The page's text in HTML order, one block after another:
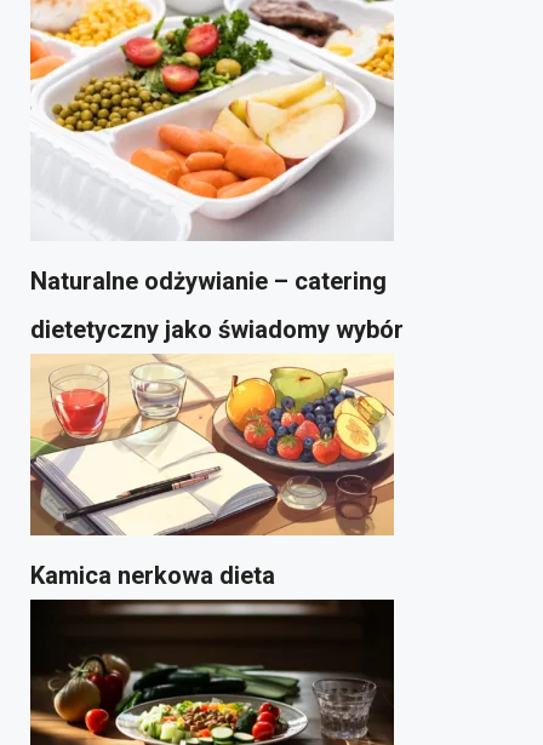
Naturalne odżywianie – catering
dietetyczny jako świadomy wybór
Kamica nerkowa dieta